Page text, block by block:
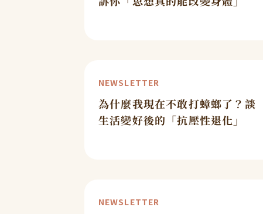
NEWSLETTER
為什麼我現在不敢打蟑螂了？談
生活變好後的「抗壓性退化」
NEWSLETTER